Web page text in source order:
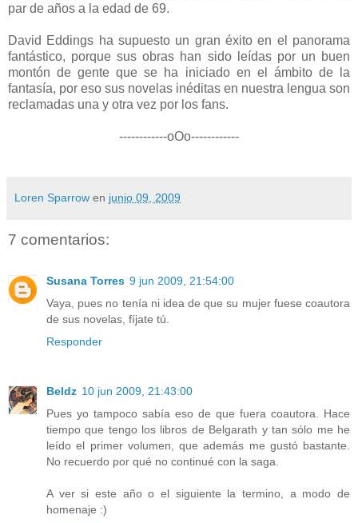
par de años a la edad de 69.
David Eddings ha supuesto un gran éxito en el panorama
fantástico, porque sus obras han sido leídas por un buen
montón de gente que se ha iniciado en el ámbito de la
fantasía, por eso sus novelas inéditas en nuestra lengua son
reclamadas una y otra vez por los fans.
------------oOo------------
Loren Sparrow en junio 09, 2009
7 comentarios:
Susana Torres 9 jun 2009, 21:54:00
Vaya, pues no tenía ni idea de que su mujer fuese coautora
de sus novelas, fíjate tú.
Responder
Beldz 10 jun 2009, 21:43:00
Pues yo tampoco sabía eso de que fuera coautora. Hace
tiempo que tengo los libros de Belgarath y tan sólo me he
leído el primer volumen, que además me gustó bastante.
No recuerdo por qué no continué con la saga.
A ver si este año o el siguiente la termino, a modo de
homenaje :)